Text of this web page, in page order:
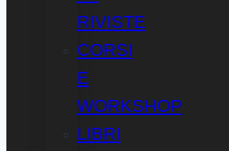
RIVISTE
CORSI
E
WORKSHOP
LIBRI